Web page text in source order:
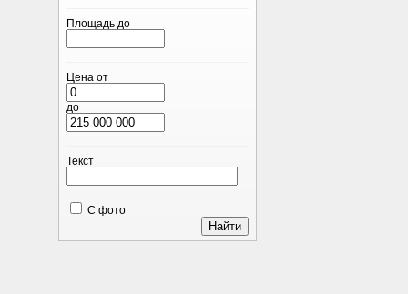
Площадь до
Цена от
до
Текст
С фото